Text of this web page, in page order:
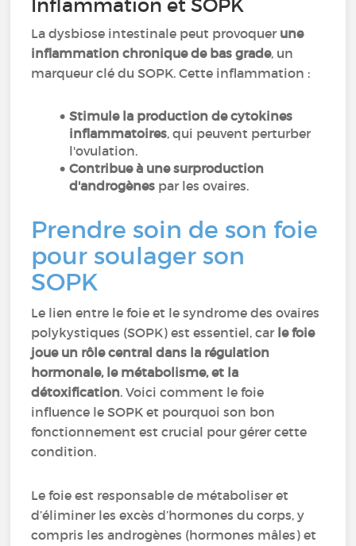
Inflammation et SOPK
La dysbiose intestinale peut provoquer une
inflammation chronique de bas grade, un
marqueur clé du SOPK. Cette inflammation :
Stimule la production de cytokines
inflammatoires, qui peuvent perturber
l'ovulation.
Contribue à une surproduction
d'androgènes par les ovaires.
Prendre soin de son foie
pour soulager son
SOPK
Le lien entre le foie et le syndrome des ovaires
polykystiques (SOPK) est essentiel, car le foie
joue un rôle central dans la régulation
hormonale, le métabolisme, et la
détoxification. Voici comment le foie
influence le SOPK et pourquoi son bon
fonctionnement est crucial pour gérer cette
condition.
Le foie est responsable de métaboliser et
d’éliminer les excès d’hormones du corps, y
compris les androgènes (hormones mâles) et